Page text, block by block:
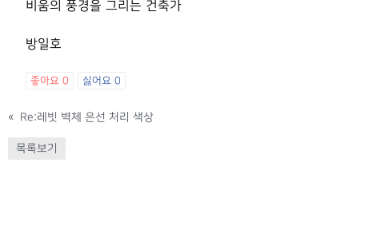
비움의 풍경을 그리는 건축가
방일호
좋아요 0 싫어요 0
« Re:레빗 벽체 은선 처리 색상
목록보기